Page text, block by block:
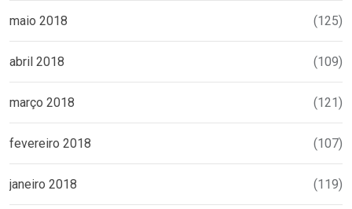
maio 2018 (125)
abril 2018 (109)
março 2018 (121)
fevereiro 2018 (107)
janeiro 2018 (119)